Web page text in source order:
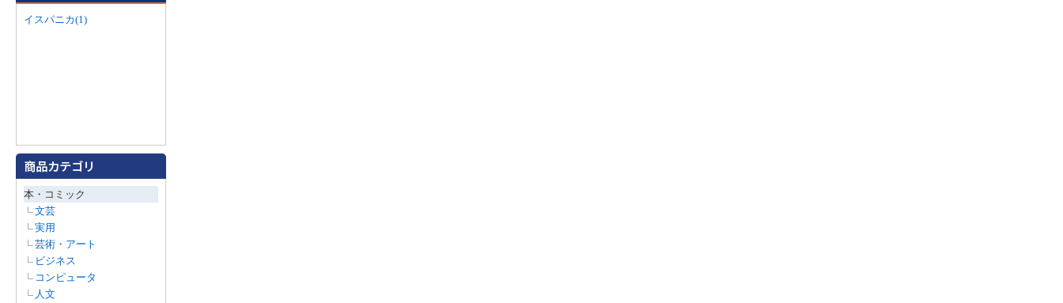
イスパニカ(1)
本・コミック
文芸
実用
芸術・アート
ビジネス
コンピュータ
人文